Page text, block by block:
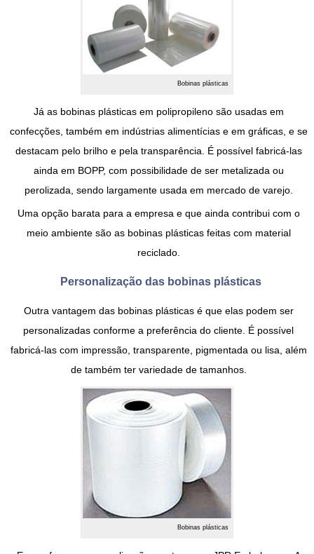
Bobinas plásticas
Já as bobinas plásticasem polipropileno são usadas em
confecções, também em indústrias alimentícias e em gráficas, e se
destacam pelo brilho e pela transparência. É possível fabricá-las
ainda em BOPP, com possibilidade de ser metalizada ou
perolizada, sendo largamente usada em mercado de varejo.
Uma opção barata para a empresa e que ainda contribui com o
meio ambiente são as bobinas plásticasfeitas com material
reciclado.
Personalização das bobinas plásticas
Outra vantagem das bobinas plásticasé que elas podem ser
personalizadas conforme a preferência do cliente. É possível
fabricá-las com impressão, transparente, pigmentada ou lisa, além
de também ter variedade de tamanhos.
Bobinas plásticas